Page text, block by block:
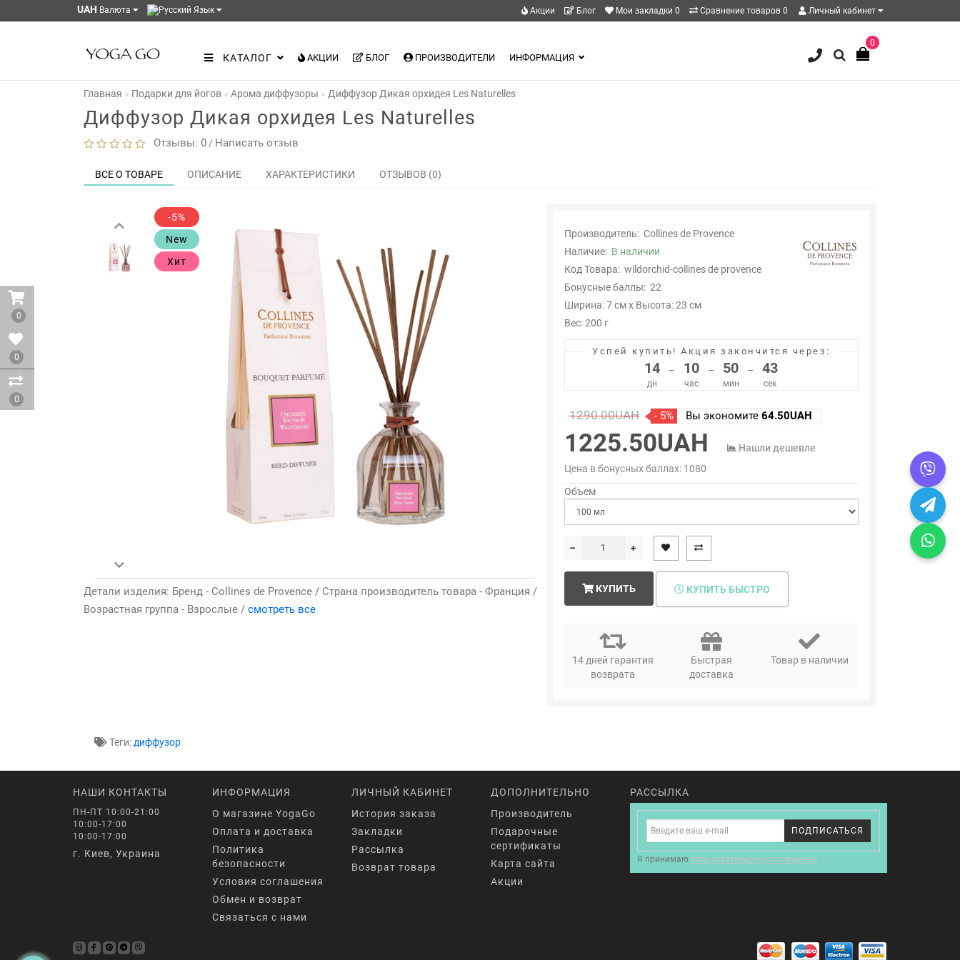
0
0
0
UAH Валюта Язык Акции Блог Мои закладки 0 Сравнение товаров 0 Личный кабинет
КАТАЛОГ АКЦИИ БЛОГ ПРОИЗВОДИТЕЛИ ИНФОРМАЦИЯ
0
Главная Подарки для йогов Арома диффузоры Диффузор Дикая орхидея Les Naturelles
Диффузор Дикая орхидея Les Naturelles
Отзывы: 0 / Написать отзыв
ВСЕ О ТОВАРЕ ОПИСАНИЕ ХАРАКТЕРИСТИКИ ОТЗЫВОВ (0)
-5%
New
Хит
Детали изделия: Бренд - Collines de Provence / Страна производитель товара - Франция /
Возрастная группа - Взрослые / смотреть все
Производитель: Collines de Provence
Наличие: В наличии
Код Товара: wildorchid-collines de provence
Бонусные баллы:22
Ширина: 7 см x Высота: 23 см
Вес: 200 г
Успей купить! Акция закончится через:
14
дн
– 10
час
– 50
мин
– 42
сек
1290.00UAH - 5% Вы экономите 64.50UAH
1225.50UAH
Нашли дешевле
Цена в бонусных баллах: 1080
Объем
КУПИТЬ КУПИТЬ БЫСТРО
14 дней гарантия
возврата
Быстрая
доставка
Товар в наличии
Теги: диффузор
НАШИ КОНТАКТЫ
ПН-ПТ 10:00-21:00
10:00-17:00
10:00-17:00
г. Киев, Украина
ИНФОРМАЦИЯ
О магазине YogaGo
Оплата и доставка
Политика
безопасности
Условия соглашения
Обмен и возврат
Связаться с нами
ЛИЧНЫЙ КАБИНЕТ
История заказа
Закладки
Рассылка
Возврат товара
ДОПОЛНИТЕЛЬНО
Производитель
Подарочные
сертификаты
Карта сайта
Акции
РАССЫЛКА
ПОДПИСАТЬСЯ
Я принимаю пользовательское соглашение